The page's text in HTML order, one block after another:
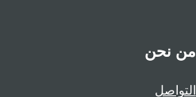
من نحن
التواصل